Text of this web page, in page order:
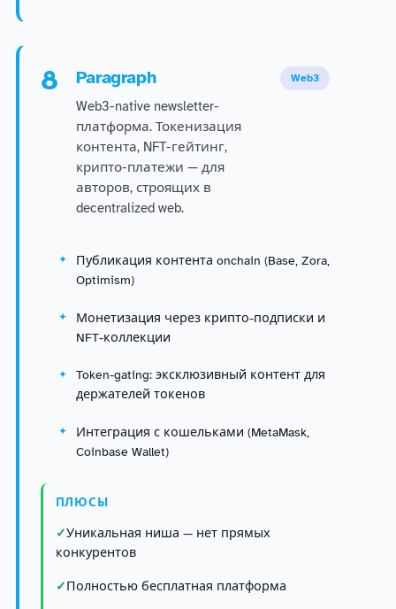
8 Paragraph
Web3-native newsletter-
платформа. Токенизация
контента, NFT-гейтинг,
крипто-платежи — для
авторов, строящих в
decentralized web.
Web3
Публикация контента onchain (Base, Zora,
Optimism)
Монетизация через крипто-подписки и
NFT-коллекции
Token-gating: эксклюзивный контент для
держателей токенов
Интеграция с кошельками (MetaMask,
Coinbase Wallet)
ПЛЮСЫ
Уникальная ниша — нет прямых
конкурентов
Полностью бесплатная платформа